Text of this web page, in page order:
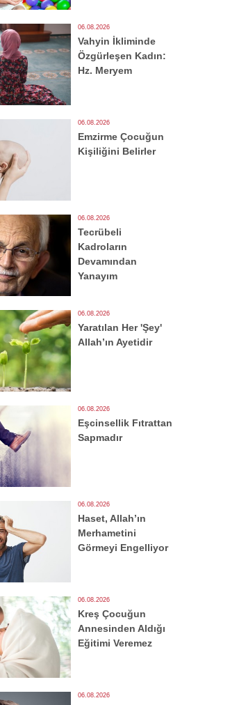
06.08.2026
Vahyin İkliminde
Özgürleşen Kadın:
Hz. Meryem
06.08.2026
Emzirme Çocuğun
Kişiliğini Belirler
06.08.2026
Tecrübeli
Kadroların
Devamından
Yanayım
06.08.2026
Yaratılan Her 'Şey'
Allah’ın Ayetidir
06.08.2026
Eşcinsellik Fıtrattan
Sapmadır
06.08.2026
Haset, Allah’ın
Merhametini
Görmeyi Engelliyor
06.08.2026
Kreş Çocuğun
Annesinden Aldığı
Eğitimi Veremez
06.08.2026